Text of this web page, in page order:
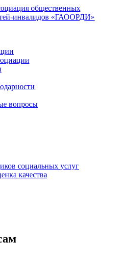
вопросы
социальных услуг
качества